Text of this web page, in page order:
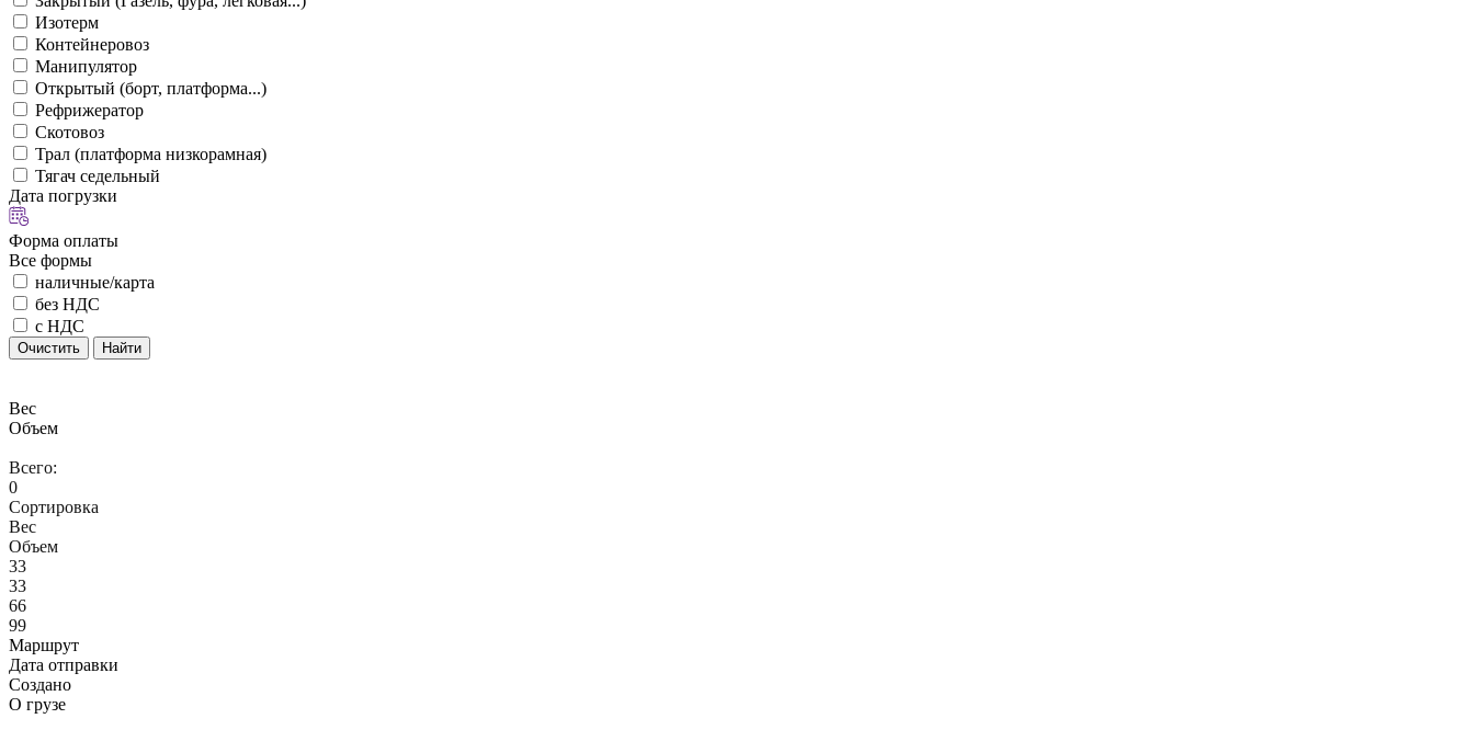
Изотерм
Контейнеровоз
Манипулятор
Открытый (борт, платформа...)
Рефрижератор
Скотовоз
Трал (платформа низкорамная)
Тягач седельный
Дата погрузки
Форма оплаты
Все формы
наличные/карта
без НДС
с НДС
Очистить Найти
Вес
Объем
Всего:
0
Сортировка
Вес
Объем
33
33
66
99
Маршрут
Дата отправки
Создано
О грузе